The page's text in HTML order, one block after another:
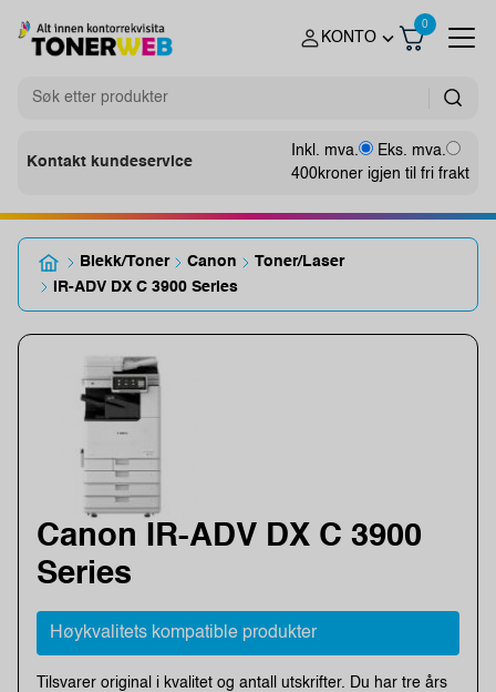
KONTO
0
Kontakt kundeservice
Inkl. mva.
Eks. mva.
400kroner igjen til fri frakt
Blekk/Toner Canon
Toner/Laser
IR-ADV DX C 3900 Series
Canon IR-ADV DX C 3900
Series
Høykvalitets kompatible produkter
Tilsvarer original i kvalitet og antall utskrifter. Du har tre års